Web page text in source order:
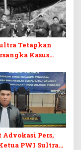
Tetapkan
Kasus
Advokasi Pers,
PWI Sultra